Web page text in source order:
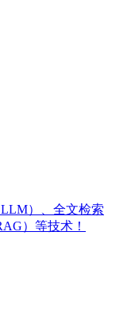
）、全文检索
）等技术！